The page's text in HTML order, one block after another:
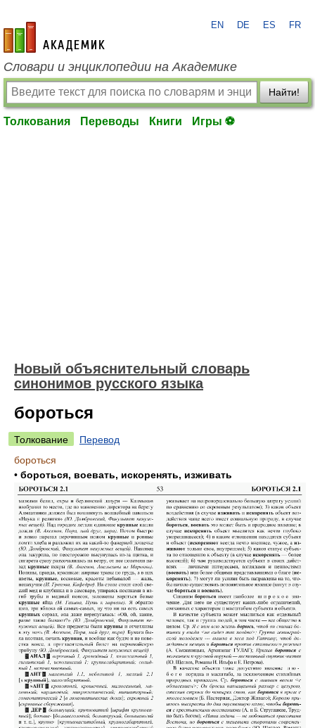
academic.ru
EN DE ES FR
Словари и энциклопедии на Академике
Найти!
Толкования Переводы Книги Игры ⚽
Новый объяснительный словарь
синонимов русского языка
бороться
Толкование
Перевод
бороться
• бороться, воевать, искоренять, изживать